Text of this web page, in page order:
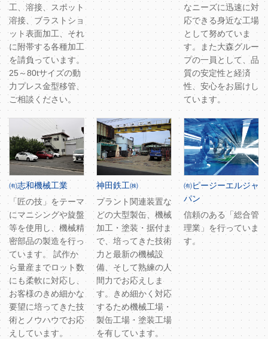
工、溶接、スポット
溶接、ブラストショ
ット表面加工、それ
に附帯する各種加工
を請負っています。
25～80tサイズの動
力プレス金型移管、
ご相談ください。
なニーズに迅速に対
応できる身近な工場
として努めていま
す。また大森グルー
プの一員として、品
質の安定性と経済
性、安心をお届けし
ています。
㈲志和機械工業
「匠の技」をテーマ
にマニシングや旋盤
等を使用し、機械精
密部品の製造を行っ
ています。 試作か
ら量産までロット数
にも柔軟に対応し、
お客様のきめ細かな
要望に培ってきた技
術とノウハウでお応
えしています。
神田鉄工㈱
プラント関連装置な
どの大型製缶、機械
加工・塗装・据付ま
で、培ってきた技術
力と最新の機械設
備、そして熟練の人
間力でお応えしま
す。きめ細かく対応
するため機械工場・
製缶工場・塗装工場
を有しています。
㈲ピージーエルジャ
パン
信頼のある「総合管
理業」を行っていま
す。